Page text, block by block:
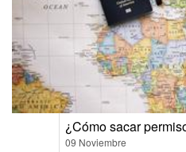
¿Cómo sacar
09 Noviembre